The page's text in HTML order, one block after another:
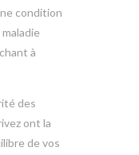
condition
à
des
ont la
de vos